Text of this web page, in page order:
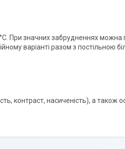
При значних забрудненнях можна
варіанті разом з постільною
контраст, насиченість), а також